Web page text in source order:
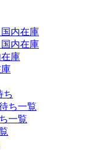
内在庫
内在庫
庫
ち
ち一覧
一覧